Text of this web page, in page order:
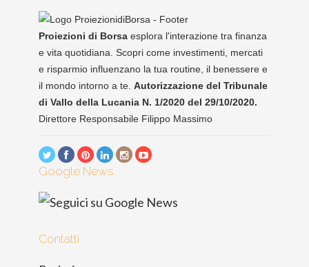
Proiezioni di Borsa esplora l'interazione tra finanza
e vita quotidiana. Scopri come investimenti, mercati
e risparmio influenzano la tua routine, il benessere e
il mondo intorno a te. Autorizzazione del Tribunale
di Vallo della Lucania N. 1/2020 del 29/10/2020.
Direttore Responsabile Filippo Massimo
Google News
Contatti